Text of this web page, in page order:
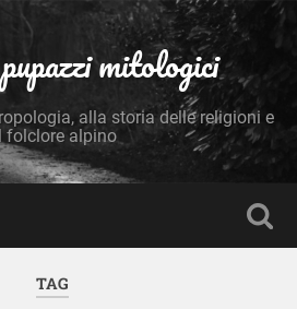
mitologici
alla storia delle religioni e
folclore alpino
TAG